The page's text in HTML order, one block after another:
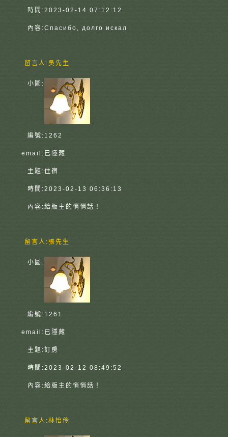
時間:2023-02-14 07:12:12
內容:Спасибо, долго искал
留言人:吳先生
小圖:
編號: 1262
email: 已隱藏
主題:住宿
時間:2023-02-13 06:36:13
內容:給版主的悄悄話！
留言人:張先生
小圖:
編號: 1261
email: 已隱藏
主題:訂房
時間:2023-02-12 08:49:52
內容:給版主的悄悄話！
留言人:林怡伶